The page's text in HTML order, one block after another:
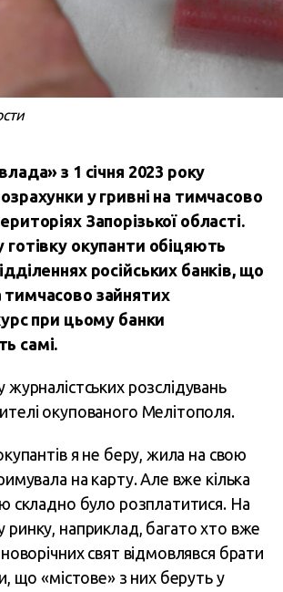
з 1 січня 2023 року
у гривні на тимчасово
Запорізької області.
окупанти обіцяють
російських банків, що
зайнятих
при цьому банки
самі.
розслідувань
окупованого Мелітополя.
я не беру, жила на свою
на карту. Але вже кілька
складно було розплатитися. На
наприклад, багато хто вже
свят відмовлявся брати
що «містове» з них беруть у